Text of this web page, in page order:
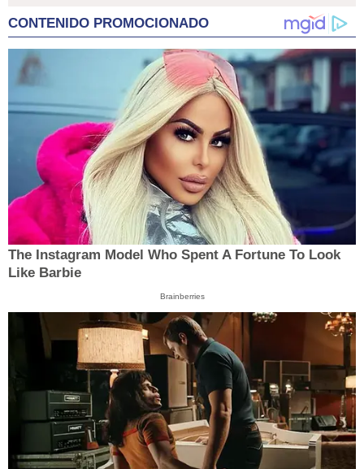
CONTENIDO PROMOCIONADO
The Instagram Model Who Spent A Fortune To Look
Like Barbie
Brainberries